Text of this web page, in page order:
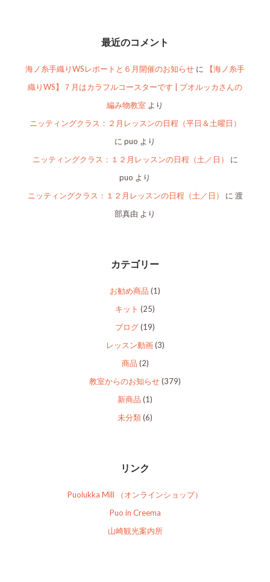
最近のコメント
海ノ糸手織りWSレポートと６月開催のお知らせ に
【海ノ糸手
織りWS】７月はカラフルコースターです | プオルッカさんの
編み物教室 より
ニッティングクラス：２月レッスンの日程（平日＆土曜日）
に puo より
ニッティングクラス：１２月レッスンの日程（土／日）
に
puo より
ニッティングクラス：１２月レッスンの日程（土／日）
に 渡
部真由 より
カテゴリー
お勧め商品 (1)
キット (25)
ブログ(19)
レッスン動画(3)
商品 (2)
教室からのお知らせ(379)
新商品 (1)
未分類(6)
リンク
Puolukka Mill （オンラインショップ）
Puo in Creema
山崎観光案内所